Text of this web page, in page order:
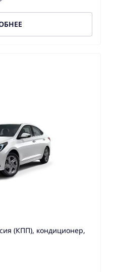
(КПП), кондиционер,